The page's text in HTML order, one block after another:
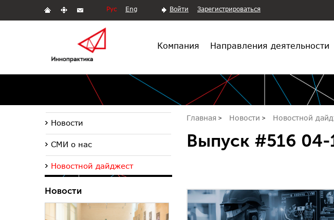
Рус Eng Войти Зарегистрироваться
Компания Направления деятельности
Главная Новости Новостной
Выпуск #516 04-
Новости
СМИ о нас
Новостной дайджест
Новости